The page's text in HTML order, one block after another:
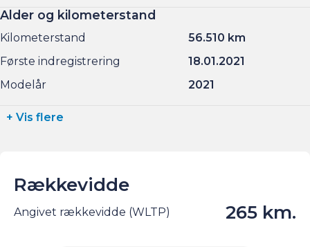
Alder og kilometerstand
Kilometerstand
56.510 km
Første indregistrering
18.01.2021
Modelår
2021
+ Vis flere
Rækkevidde
Angivet rækkevidde (WLTP) 265 km.